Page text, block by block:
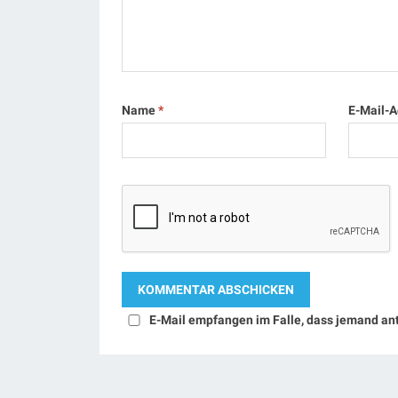
Name* E-Mail-
E-Mail empfangen im Falle, dass jemand